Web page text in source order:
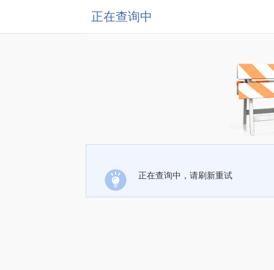
正在查询中
正在查询中，请刷新重试